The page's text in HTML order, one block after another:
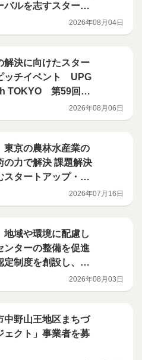
ルを志すスタート
し、ニューヨークで
プログラムを展開
2026年08月04日
解決に向けたスター
ッチイベント UPG
TOKYO 第59回開
2026年08月06日
京の農林水産業の
の力で解決 課題解決
スタートアップ・中
2026年07月16日
域や環境に配慮し
ンターの整備を促進
制度を創設し、補
2026年08月03日
中野山王地区まちづ
ェクト」事業者を募